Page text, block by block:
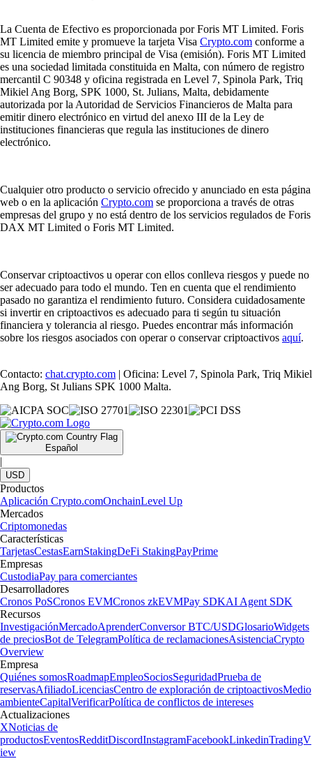
La Cuenta de Efectivo es proporcionada por Foris MT Limited. Foris
MT Limited emite y promueve la tarjeta Visa Crypto.com conforme a
su licencia de miembro principal de Visa (emisión). Foris MT Limited
es una sociedad limitada constituida en Malta, con número de registro
mercantil C 90348 y oficina registrada en Level 7, Spinola Park, Triq
Mikiel Ang Borg, SPK 1000, St. Julians, Malta, debidamente
autorizada por la Autoridad de Servicios Financieros de Malta para
emitir dinero electrónico en virtud del anexo III de la Ley de
instituciones financieras que regula las instituciones de dinero
electrónico.
Cualquier otro producto o servicio ofrecido y anunciado en esta página
web o en la aplicación Crypto.com se proporciona a través de otras
empresas del grupo y no está dentro de los servicios regulados de Foris
DAX MT Limited o Foris MT Limited.
Conservar criptoactivos u operar con ellos conlleva riesgos y puede no
ser adecuado para todo el mundo. Ten en cuenta que el rendimiento
pasado no garantiza el rendimiento futuro. Considera cuidadosamente
si invertir en criptoactivos es adecuado para ti según tu situación
financiera y tolerancia al riesgo. Puedes encontrar más información
sobre los riesgos asociados con operar o conservar criptoactivos aquí.
Contacto: chat.crypto.com | Oficina: Level 7, Spinola Park, Triq Mikiel
Ang Borg, St Julians SPK 1000 Malta.
Español
|
USD
Productos
Aplicación Crypto.comOnchainLevel Up
Mercados
Criptomonedas
Características
TarjetasCestasEarnStakingDeFi StakingPayPrime
Empresas
CustodiaPay para comerciantes
Desarrolladores
Cronos PoSCronos EVMCronos zkEVMPay SDKAI Agent SDK
Recursos
InvestigaciónMercadoAprenderConversor BTC/USDGlosarioWidgets
de preciosBot de TelegramPolítica de reclamacionesAsistenciaCrypto
Overview
Empresa
Quiénes somosRoadmapEmpleoSociosSeguridadPrueba de
reservasAfiliadoLicenciasCentro de exploración de criptoactivosMedio
ambienteCapitalVerificarPolítica de conflictos de intereses
Actualizaciones
XNoticias de
productosEventosRedditDiscordInstagramFacebookLinkedinTradingV
iew